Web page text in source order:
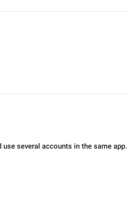
several accounts in the same app.